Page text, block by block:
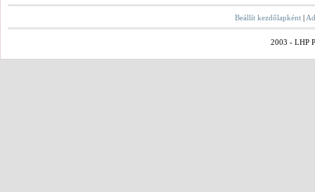
Beállít kezdőlapként |
2003 - LHP